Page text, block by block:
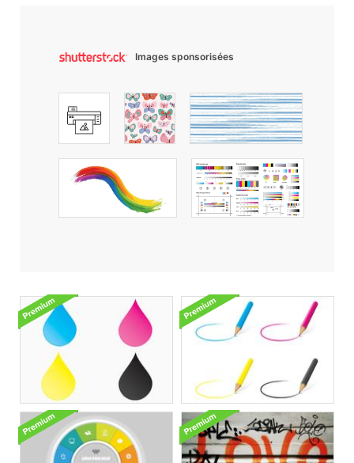
Images sponsorisées